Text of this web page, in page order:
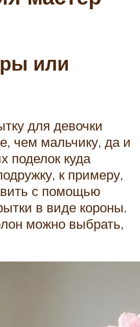
или
для девочки
чем мальчику, да и
поделок куда
к примеру,
с помощью
в виде короны.
можно выбрать,